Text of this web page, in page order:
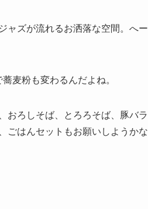
ズが流れるお洒落な空間。へ
麦粉も変わるんだよね。
おろしそば、とろろそば、豚バ
はんセットもお願いしようかな